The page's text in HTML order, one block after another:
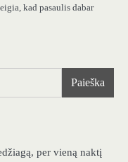
kad pasaulis dabar
Paieška
per vieną naktį